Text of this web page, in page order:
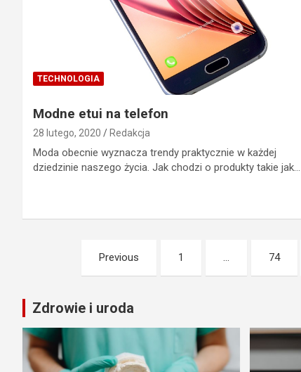
TECHNOLOGIA
Modne etui na telefon
28 lutego, 2020 Redakcja
Moda obecnie wyznacza trendy praktycznie w każdej
dziedzinie naszego życia. Jak chodzi o produkty takie jak…
Stronicowanie
wpisów
Previous 1 … 74
Zdrowie i uroda